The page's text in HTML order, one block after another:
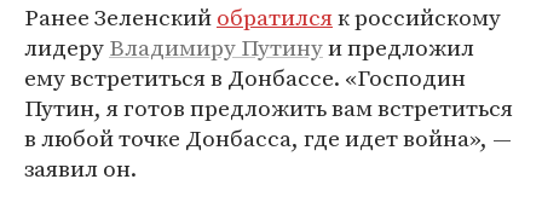
Ранее Зеленскийобратилсяк российскому
лидеруВладимиру Путинуи предложил
ему встретиться в Донбассе. «Господин
Путин, я готов предложить вам встретиться
в любой точке Донбасса, где идет война», —
заявил он.